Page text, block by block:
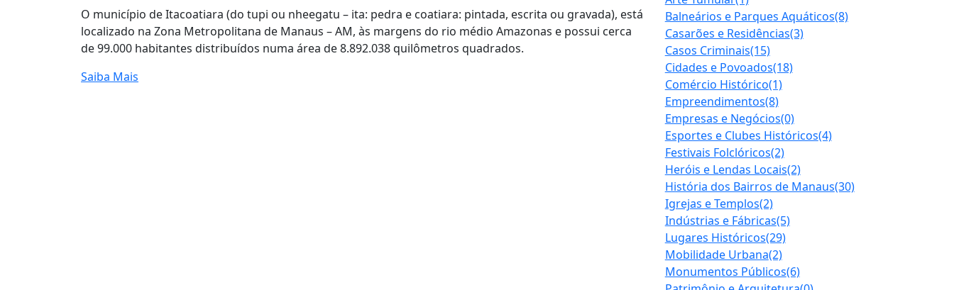
O município de Itacoatiara (do tupi ou nheegatu – ita: pedra e coatiara: pintada, escrita ou gravada), está
localizado na Zona Metropolitana de Manaus – AM, às margens do rio médio Amazonas e possui cerca
de 99.000 habitantes distribuídos numa área de 8.892.038 quilômetros quadrados.
Saiba Mais
Balneários e Parques Aquáticos(8)
Casarões e Residências(3)
Casos Criminais(15)
Cidades e Povoados(18)
Comércio Histórico(1)
Empreendimentos(8)
Empresas e Negócios(0)
Esportes e Clubes Históricos(4)
Festivais Folclóricos(2)
Heróis e Lendas Locais(2)
História dos Bairros de Manaus(30)
Igrejas e Templos(2)
Indústrias e Fábricas(5)
Lugares Históricos(29)
Mobilidade Urbana(2)
Monumentos Públicos(6)